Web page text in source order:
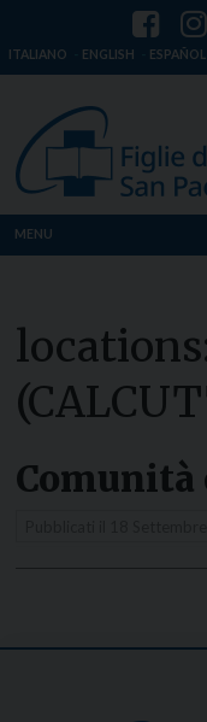
ITALIANO ENGLISH ESPAÑOL
MENU
Dove siamo
Notizie
Comunità